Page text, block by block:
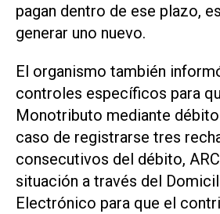
pagan dentro de ese plazo,
generar uno nuevo.
El organismo también
controles específicos para
Monotributo mediante
caso de registrarse tres
consecutivos del débito,
situación a través del
Electrónico para que el